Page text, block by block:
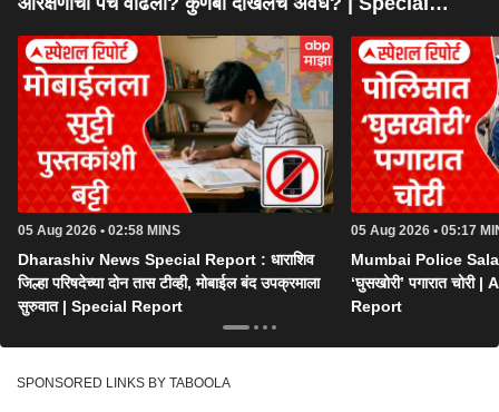
Report
05 Aug 2026 • 02:58 MINS
Dharashiv News Special Report : धाराशिव
जिल्हा परिषदेच्या दोन तास टीव्ही, मोबाईल बंद उपक्रमाला
सुरुवात | Special Report
05 Aug 2026 • 05:17
Mumbai Police
‘घुसखोरी’ पगारात
Report
SPONSORED LINKS BY TABOOLA